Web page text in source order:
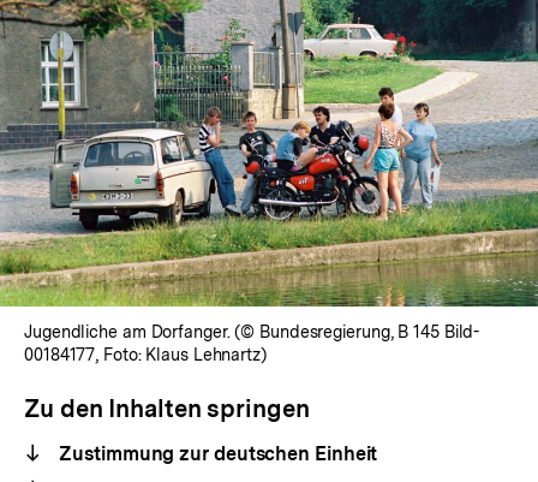
Jugendliche am Dorfanger. (© Bundesregierung, B 145 Bild-
00184177, Foto: Klaus Lehnartz)
Zu den Inhalten springen
Zustimmung zur deutschen Einheit